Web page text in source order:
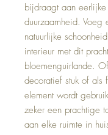
bijdraagt aan
duurzaamheid. Voeg
natuurlijke
interieur met dit
bloemenguirlande.
decoratief stuk of als
element wordt
zeker een prachtige
aan elke ruimte in